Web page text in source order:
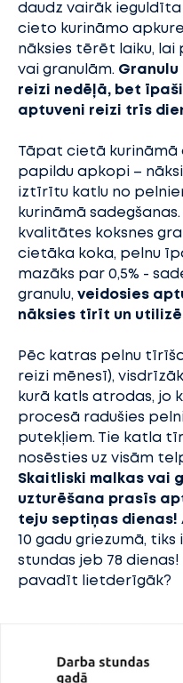
daudz vairāk ieguldīta
cieto kurināmo
nāksies tērēt laiku,
vai granulām.
reizi nedēļā, bet
aptuveni reizi trīs
Tāpat cietā kurināmā
papildu apkopi –
iztīrītu katlu no
kurināmā
kvalitātes koksnes
cietāka koka, pelnu
mazāks par 0,5% -
granulu, veidosies
nāksies tīrīt un
Pēc katras pelnu
reizi mēnesī),
kurā katls atrodas, jo
procesā radušies
putekļiem. Tie katla
nosēsties uz visām
Skaitliski malkas vai
uzturēšana prasīs
teju septiņas dienas!
10 gadu griezumā,
stundas jeb 78
pavadīt lietderīgāk?